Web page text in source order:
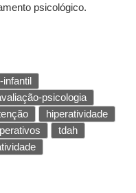
psicológico.
infantil
psicologia
hiperatividade
tdah